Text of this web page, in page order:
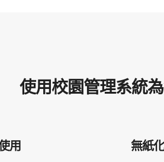
使用校園管理系統
用 無紙化